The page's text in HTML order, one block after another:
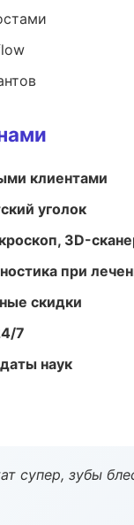
клиентами
уголок
3D-
при
скидки
7
наук
супер, зубы